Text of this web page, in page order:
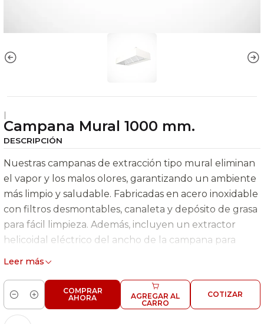
|
Campana Mural 1000 mm.
DESCRIPCIÓN
Nuestras campanas de extracción tipo mural eliminan
el vapor y los malos olores, garantizando un ambiente
más limpio y saludable. Fabricadas en acero inoxidable
con filtros desmontables, canaleta y depósito de grasa
para fácil limpieza. Además, incluyen un extractor
helicoidal eléctrico del ancho de la campana para
máxima su eficiencia.
¡Calidad, higiene y rendimiento en un solo
equipo!
Leer más
Cantidad
AGREGAR AL
CARRO
COMPRAR
AHORA
COTIZAR